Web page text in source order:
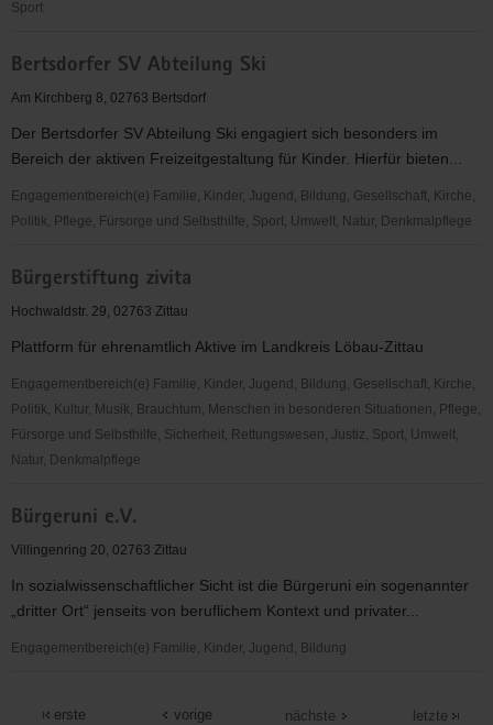
Sport
Helferkreis
Zittau
Bertsdorfer SV Abteilung Ski
Am Kirchberg 8, 02763 Bertsdorf
Der Bertsdorfer SV Abteilung Ski engagiert sich besonders im
Bereich der aktiven Freizeitgestaltung für Kinder. Hierfür bieten...
Engagementbereich(e) Familie, Kinder, Jugend, Bildung, Gesellschaft, Kirche,
Politik, Pflege, Fürsorge und Selbsthilfe, Sport, Umwelt, Natur, Denkmalpflege
SV
Abteilung
Bürgerstiftung zivita
Hochwaldstr. 29, 02763 Zittau
Plattform für ehrenamtlich Aktive im Landkreis Löbau-Zittau
Engagementbereich(e) Familie, Kinder, Jugend, Bildung, Gesellschaft, Kirche,
Politik, Kultur, Musik, Brauchtum, Menschen in besonderen Situationen, Pflege,
Fürsorge und Selbsthilfe, Sicherheit, Rettungswesen, Justiz, Sport, Umwelt,
Natur, Denkmalpflege
zivita
Bürgeruni e.V.
Villingenring 20, 02763 Zittau
In sozialwissenschaftlicher Sicht ist die Bürgeruni ein sogenannter
„dritter Ort“ jenseits von beruflichem Kontext und privater...
Engagementbereich(e) Familie, Kinder, Jugend, Bildung
erste
vorige
nächste letzte